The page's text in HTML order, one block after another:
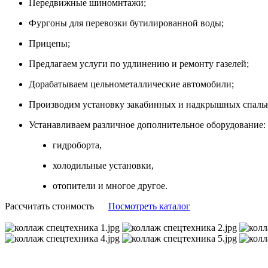
Передвижные шиномнтажи;
Фургоны для перевозки бутилированной воды;
Прицепы;
Предлагаем услуги по удлинению и ремонту газелей;
Дорабатываем цельнометаллические автомобили;
Производим установку закабинных и надкрышных
Устанавливаем различное дополнительное оборудование:
гидроборта,
холодильные установки,
отопители и многое другое.
Рассчитать стоимость
Посмотреть каталог